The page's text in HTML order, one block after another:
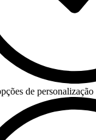
de personalização